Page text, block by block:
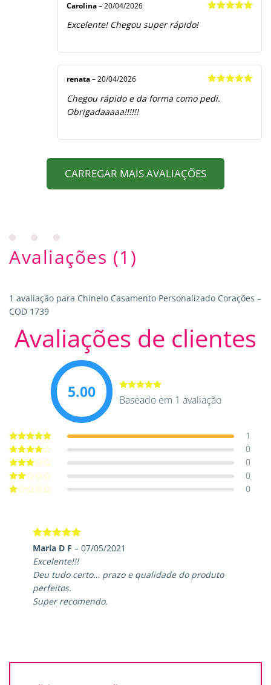
Carolina – 20/04/2026
Excelente! Chegou super rápido!
de 5
renata – 20/04/2026
Chegou rápido e da forma como pedi.
Obrigadaaaaa!!!!!!
CARREGAR MAIS AVALIAÇÕES
Avaliações (1)
1 avaliação para Chinelo Casamento Personalizado Corações –
COD 1739
Avaliações de clientes
5.00
Avaliação
5.00de 5
Baseado em 1 avaliação
Avaliação5
de 5
1
Avaliação
4de 5
0
Avaliação
3de 5
0
Avaliação
0
0
Avaliação
Maria D F– 07/05/2021
Excelente!!!
Deu tudo certo… prazo e qualidade do produto
perfeitos.
Super recomendo.